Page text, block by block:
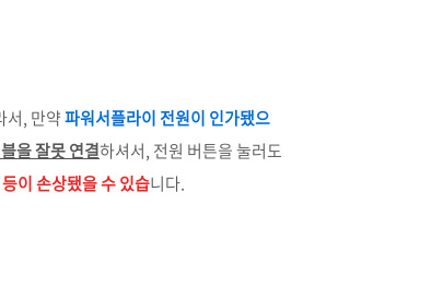
서, 만약파워서플라이 전원이 인가됐으
을 잘못 연결하셔서, 전원 버튼을 눌러도
이 손상됐을 수 있습니다.